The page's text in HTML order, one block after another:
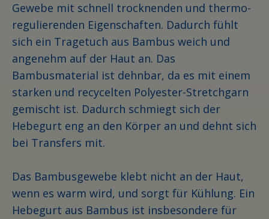
Gewebe mit schnell trocknenden und thermo-
regulierenden Eigenschaften. Dadurch fühlt
sich ein Tragetuch aus Bambus weich und
angenehm auf der Haut an. Das
Bambusmaterial ist dehnbar, da es mit einem
starken und recycelten Polyester-Stretchgarn
gemischt ist. Dadurch schmiegt sich der
Hebegurt eng an den Körper an und dehnt sich
bei Transfers mit.
Das Bambusgewebe klebt nicht an der Haut,
wenn es warm wird, und sorgt für Kühlung. Ein
Hebegurt aus Bambus ist insbesondere für